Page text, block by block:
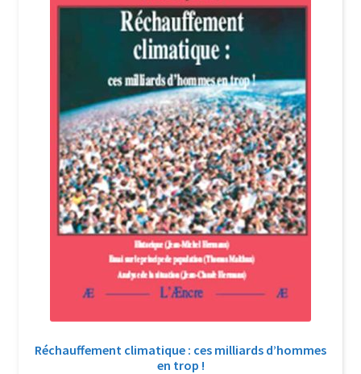
Nous Contacter
Panier
Politique de confidentialité et cookies
Qui sommes-nous ?
Soutien à Philippe Randa
Suivi de la Commande
Réchauffement climatique : ces milliards d’hommes
en trop !